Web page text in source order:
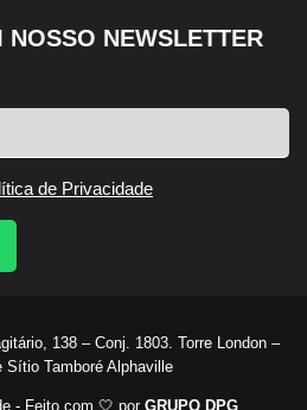
NOSSO NEWSLETTER
de Privacidade
138 – Conj. 1803. Torre London –
Sítio Tamboré Alphaville
- Feito com 🤍 por GRUPO DPG